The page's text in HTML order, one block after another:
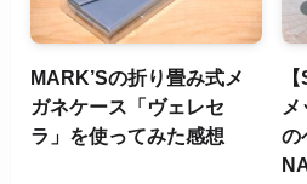
MARK’Sの折り畳み式メ
ガネケース「ヴェレセ
ラ」を使ってみた感想
メ
の